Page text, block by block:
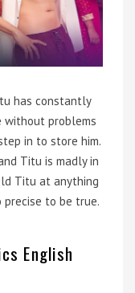
has constantly
without problems
in to store him.
Titu is madly in
Titu at anything
precise to be true.
English